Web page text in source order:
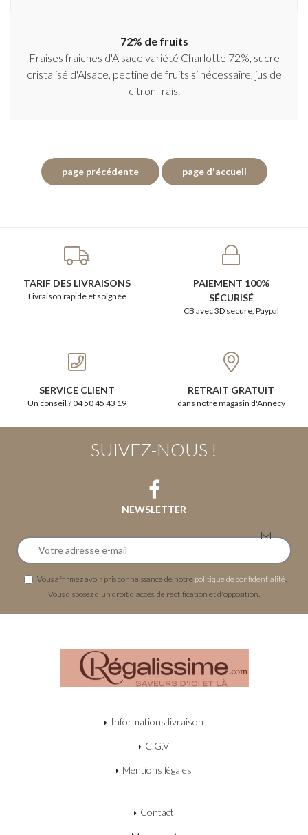
72% de fruits
Fraises fraiches d'Alsace variété Charlotte 72%, sucre
cristalisé d'Alsace, pectine de fruits si nécessaire, jus de
citron frais.
TARIF DES LIVRAISONS
Livraison rapide et soignée
PAIEMENT 100%
SÉCURISÉ
CB avec 3D secure, Paypal
SERVICE CLIENT
Un conseil ? 04 50 45 43 19
RETRAIT GRATUIT
dans notre magasin d'Annecy
SUIVEZ-NOUS !
NEWSLETTER
Vous affirmez avoir pris connaissance de notre politique de confidentialité
Vous disposez d'un droit d'accès, de rectification et d'opposition.
Informations livraison
C.G.V
Mentions légales
Contact